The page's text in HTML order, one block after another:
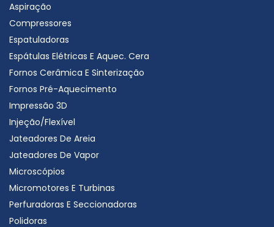
Aspiração
Compressores
Espatuladoras
Espátulas Elétricas E Aquec. Cera
Fornos Cerâmica E Sinterização
Fornos Pré-Aquecimento
Impressão 3D
Injeção/Flexível
Jateadores De Areia
Jateadores De Vapor
Microscópios
Micromotores E Turbinas
Perfuradoras E Seccionadoras
Polidoras